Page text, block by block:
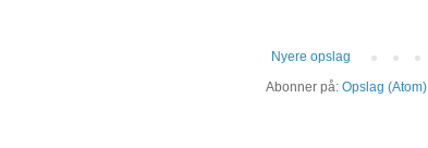
Nyere opslag
Abonner på: Opslag (Atom)